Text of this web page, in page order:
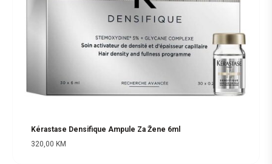
Kérastase Densifique Ampule Za Žene 6ml
320,00 KM